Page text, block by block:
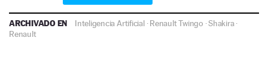
ARCHIVADO EN Inteligencia Artificial·Renault Twingo ·Shakira·
Renault